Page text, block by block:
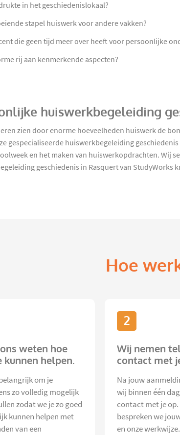
in het geschiedenislokaal?
stapel huiswerk voor andere vakken?
die geen tijd meer over heeft voor persoonlijke
rij aan kenmerkende aspecten?
huiswerkbegeleiding
zien door enorme hoeveelheden huiswerk de
gespecialiseerde huiswerkbegeleiding
en het maken van huiswerkopdrachten. Wij
geschiedenis in Rasquert van StudyWorks
Hoe
weten hoe
kunnen helpen.
om je
zo volledig mogelijk
zodat we je zo goed
kunnen helpen met
van een
2
Wij nemen
contact met
Na jouw
wij binnen één
contact met je op.
bespreken we
en onze werkwijze.